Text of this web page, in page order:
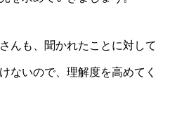
んも、聞かれたことに対して
ないので、理解度を高めてく